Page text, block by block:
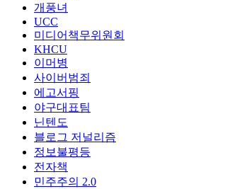
개풍녀
UCC
미디어책무위원회
KHCU
이머병
사이버범죄
에고서핑
야구대표팀
닌텐도
블로그 저널리즘
정보불평등
전자책
민주주의 2.0